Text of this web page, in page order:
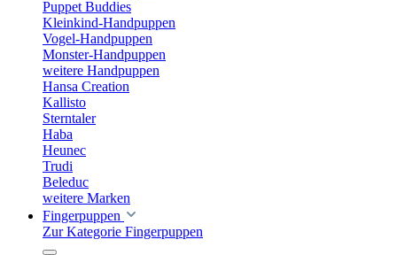
Puppet Buddies
Kleinkind-Handpuppen
Vogel-Handpuppen
Monster-Handpuppen
weitere Handpuppen
Hansa Creation
Kallisto
Sterntaler
Haba
Heunec
Trudi
Beleduc
weitere Marken
Fingerpuppen
Zur Kategorie Fingerpuppen